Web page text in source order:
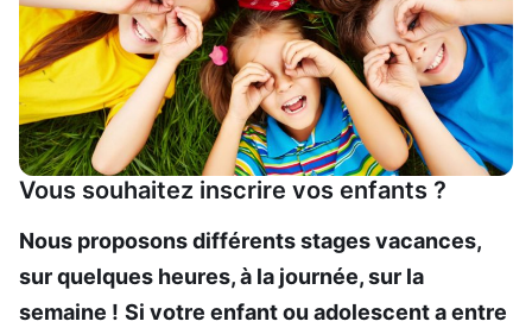
Vous souhaitez inscrire vos enfants ?
Nous proposons différents stages vacances,
sur quelques heures, à la journée, sur la
semaine ! Si votre enfant ou adolescent a entre